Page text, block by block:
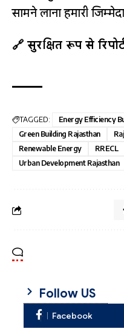
सामने लाना हमारी
🔗 सुरक्षित रूप से
TAGGED: Energy Efficiency
Green Building Rajasthan
Renewable Energy
RRECL
Urban Development Rajasthan
Follow US
Facebook